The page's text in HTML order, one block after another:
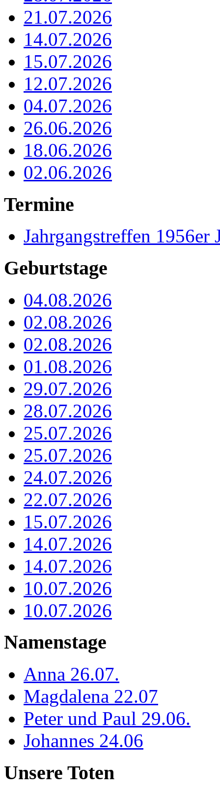
21.07.2026
14.07.2026
15.07.2026
12.07.2026
04.07.2026
26.06.2026
18.06.2026
02.06.2026
Termine
Jahrgangstreffen 1956er
Geburtstage
04.08.2026
02.08.2026
02.08.2026
01.08.2026
29.07.2026
28.07.2026
25.07.2026
25.07.2026
24.07.2026
22.07.2026
15.07.2026
14.07.2026
14.07.2026
10.07.2026
10.07.2026
Namenstage
Anna 26.07.
Magdalena 22.07
Peter und Paul 29.06.
Johannes 24.06
Unsere Toten